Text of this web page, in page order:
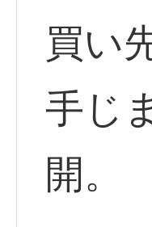
買い
手じ
開。